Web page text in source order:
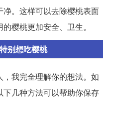
。这样可以去除樱桃表面
樱桃更加安全、卫生。
别想吃樱桃
我完全理解你的想法。如
几种方法可以帮助你保存